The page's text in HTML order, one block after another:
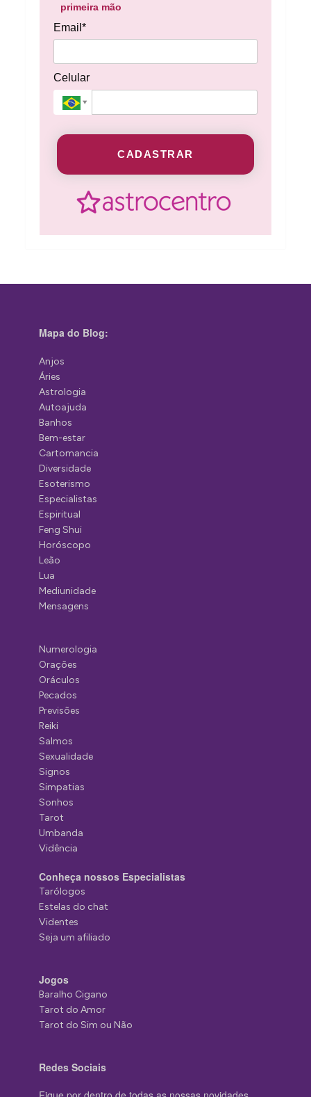
primeira mão
Email*
Celular
CADASTRAR
Mapa do Blog:
Anjos
Áries
Astrologia
Autoajuda
Banhos
Bem-estar
Cartomancia
Diversidade
Esoterismo
Especialistas
Espiritual
Feng Shui
Horóscopo
Leão
Lua
Mediunidade
Mensagens
Numerologia
Orações
Oráculos
Pecados
Previsões
Reiki
Salmos
Sexualidade
Signos
Simpatias
Sonhos
Tarot
Umbanda
Vidência
Conheça nossos Especialistas
Tarólogos
Estelas do chat
Videntes
Seja um afiliado
Jogos
Baralho Cigano
Tarot do Amor
Tarot do Sim ou Não
Redes Sociais